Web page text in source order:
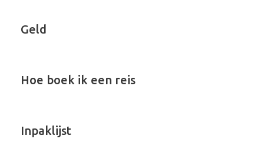
Geld
Hoe boek ik een reis
Inpaklijst